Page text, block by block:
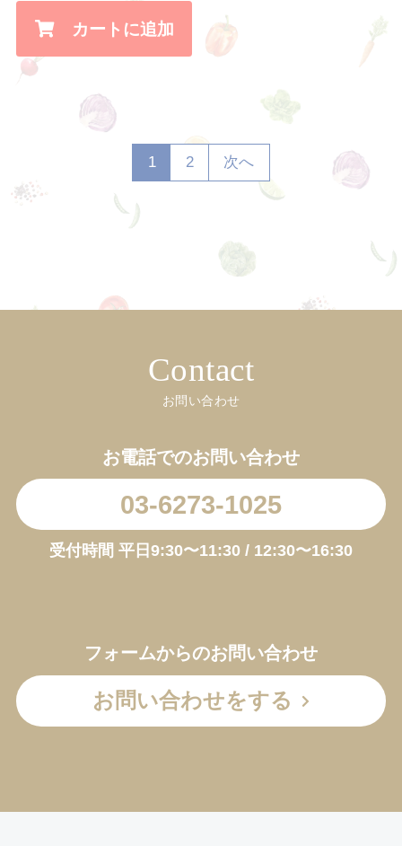
カートに追加
1 2 次へ
Contact
お問い合わせ
お電話でのお問い合わせ
03-6273-1025
受付時間 平日9:30〜11:30 / 12:30〜16:30
フォームからのお問い合わせ
お問い合わせをする